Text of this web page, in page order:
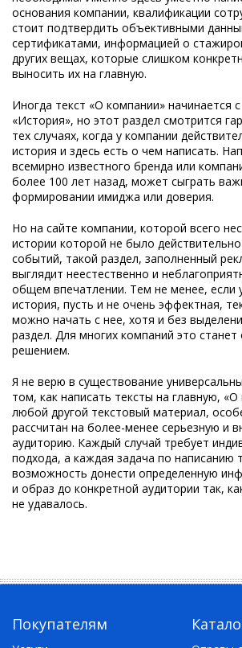
основания компании, квалификации
стоит подтвердить объективными
сертификатами, информацией о
других вещах, которые слишком
выносить их на главную.
Иногда текст «О компании» начинается
«История», но этот раздел смотрится
тех случаях, когда у компании
история и здесь есть о чем написать.
всемирно известного бренда или
более 100 лет назад, может сыграть
формировании имиджа или доверия.
Но на сайте компании, которой всего
истории которой не было
событий, такой раздел, заполненный
выглядит неестественно и
общем впечатлении. Тем не менее, если
история, пусть и не очень эффектная,
можно начать с нее, хотя и без
раздел. Для многих компаний это
решением.
Я не верю в существование
том, как написать тексты на главную,
любой другой текстовый материал,
рассчитан на более-менее серьезную и
аудиторию. Каждый случай требует
подхода, а каждая задача по написанию
возможность донести определенную
и образ до конкретной аудитории так,
не удавалось.
Покупателям